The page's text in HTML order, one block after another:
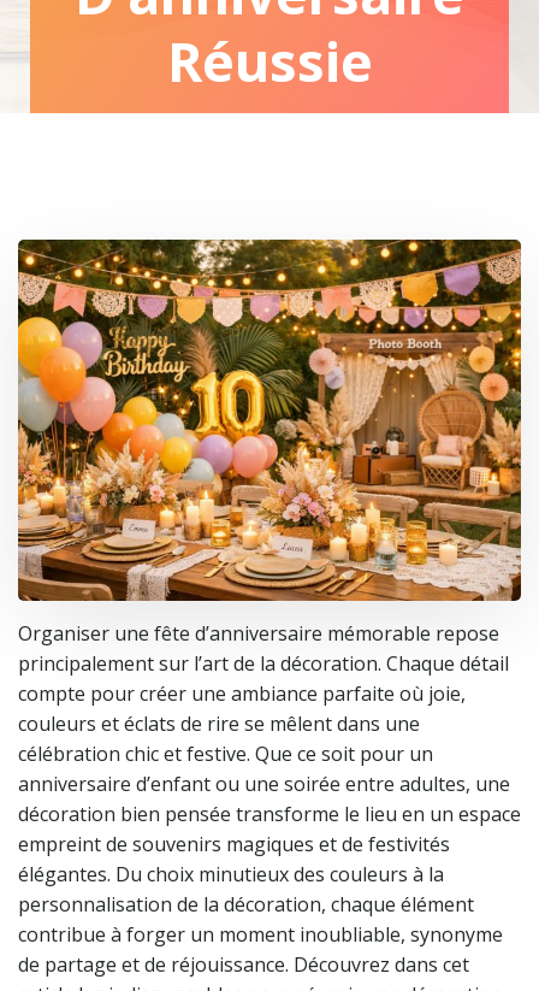
Réussie
Organiser une fête d’anniversaire mémorable repose
principalement sur l’art de la décoration. Chaque détail
compte pour créer une ambiance parfaite où joie,
couleurs et éclats de rire se mêlent dans une
célébration chic et festive. Que ce soit pour un
anniversaire d’enfant ou une soirée entre adultes, une
décoration bien pensée transforme le lieu en un espace
empreint de souvenirs magiques et de festivités
élégantes. Du choix minutieux des couleurs à la
personnalisation de la décoration, chaque élément
contribue à forger un moment inoubliable, synonyme
de partage et de réjouissance. Découvrez dans cet